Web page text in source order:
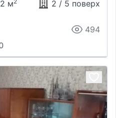
м 2 / 5 поверх
494